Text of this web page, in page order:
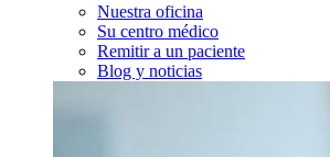
Nuestra oficina
Su centro médico
Remitir a un paciente
Blog y noticias